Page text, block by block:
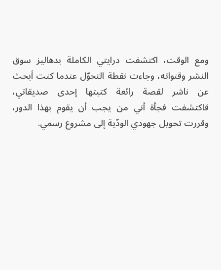
ومع الوقت، اكتشفت درايتي الكاملة بدهاليز سوق
النشر وقنواته، وجاءت نقطة التحوّل عندما كنت أبحث
عن ناشر لقصة رائعة كتبتها إحدى صديقاتي،
فاكتشفت فجأة أني من يجب أن يقوم بهذا الدور،
وقررت تحويل جهودي الودّية إلى مشروع رسمي.